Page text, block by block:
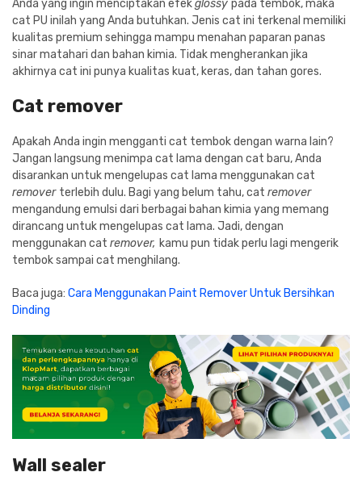
Anda yang ingin menciptakan efekglossy pada tembok, maka
cat PU inilah yang Anda butuhkan. Jenis cat ini terkenal memiliki
kualitas premium sehingga mampu menahan paparan panas
sinar matahari dan bahan kimia. Tidak mengherankan jika
akhirnya cat ini punya kualitas kuat, keras, dan tahan gores.
Cat remover
Apakah Anda ingin mengganti cat tembok dengan warna lain?
Jangan langsung menimpa cat lama dengan cat baru, Anda
disarankan untuk mengelupas cat lama menggunakan cat
remover terlebih dulu. Bagi yang belum tahu, cat remover
mengandung emulsi dari berbagai bahan kimia yang memang
dirancang untuk mengelupas cat lama. Jadi, dengan
menggunakan cat remover, kamu pun tidak perlu lagi mengerik
tembok sampai cat menghilang.
Baca juga: Cara Menggunakan Paint Remover Untuk Bersihkan
Dinding
Wall sealer